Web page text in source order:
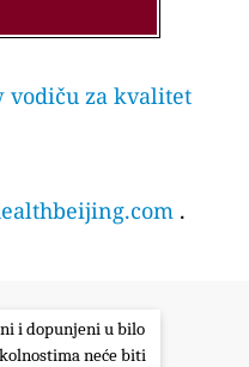
vodiču za kvalitet
.
i dopunjeni u bilo
neće biti